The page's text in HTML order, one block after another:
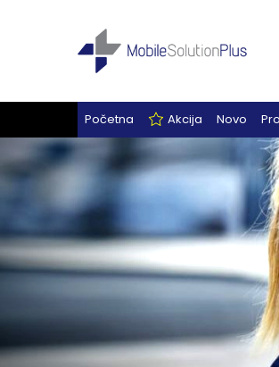
Početna Akcija Novo